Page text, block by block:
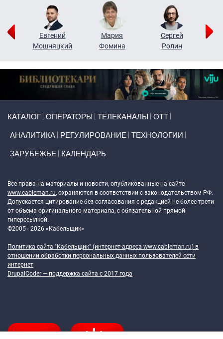
Евгений
Мошняцкий
Мария
Фомина
Сергей
Ролин
КАТАЛОГ ОПЕРАТОРЫ ТЕЛЕКАНАЛЫ ОТТ
АНАЛИТИКА РЕГУЛИРОВАНИЕ ТЕХНОЛОГИИ
ЗАРУБЕЖЬЕ КАЛЕНДАРЬ
Все права на материалы и новости, опубликованные на сайте
www.cableman.ru, охраняются в соответствии с законодательством РФ.
Допускается цитирование без согласования с редакцией не более трети
от объема оригинального материала, с обязательной прямой
гиперссылкой.
©2005 - 2026 «Кабельщик»
Политика сайта "Кабельщик" (интернет-адреса www.cableman.ru) в
отношении обработки персональных данных пользователей сети
интернет
DrupalCoder — поддержка сайта c 2017 года